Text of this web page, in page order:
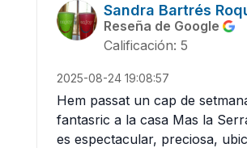
Sandra Bartrés
Reseña de Google
Calificación: 5
2025-08-24 19:08:57
Hem passat un cap de
fantasric a la casa Mas la
es espectacular, preciosa,